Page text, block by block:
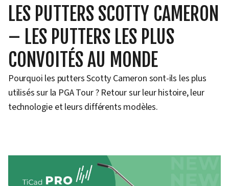
LES PUTTERS SCOTTY CAMERON
– LES PUTTERS LES PLUS
CONVOITÉS AU MONDE
Pourquoi les putters Scotty Cameron sont-ils les plus
utilisés sur la PGA Tour ? Retour sur leur histoire, leur
technologie et leurs différents modèles.